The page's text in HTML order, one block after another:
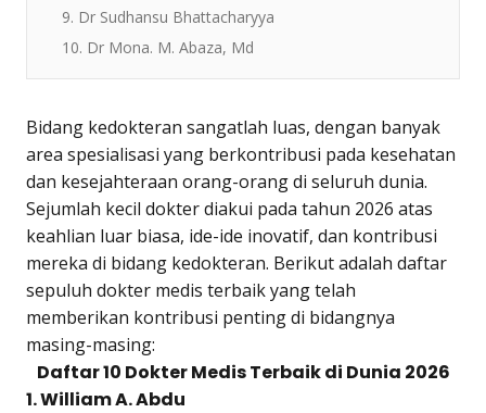
9. Dr Sudhansu Bhattacharyya
10. Dr Mona. M. Abaza, Md
Bidang kedokteran sangatlah luas, dengan banyak
area spesialisasi yang berkontribusi pada kesehatan
dan kesejahteraan orang-orang di seluruh dunia.
Sejumlah kecil dokter diakui pada tahun 2026 atas
keahlian luar biasa, ide-ide inovatif, dan kontribusi
mereka di bidang kedokteran. Berikut adalah daftar
sepuluh dokter medis terbaik yang telah
memberikan kontribusi penting di bidangnya
masing-masing:
Daftar 10 Dokter Medis Terbaik di Dunia 2026
1. William A. Abdu